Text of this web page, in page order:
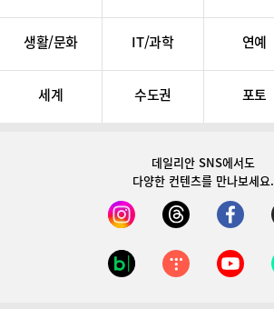
생활/문화 IT/과학 연예
세계 수도권 포토
데일리안 SNS에서도
다양한 컨텐츠를 만나보세요.